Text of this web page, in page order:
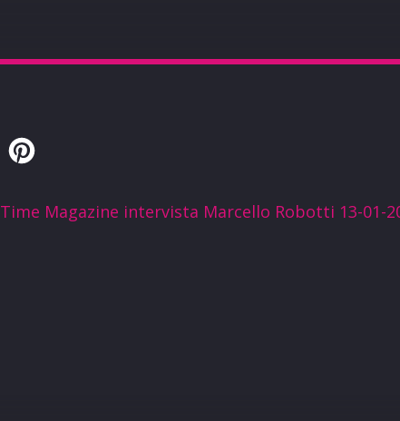
Twitter
Time Magazine intervista Marcello Robotti 13-01-